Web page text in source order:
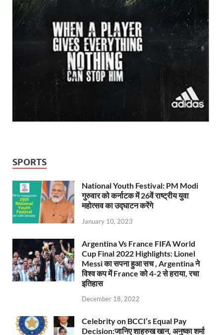
SPORTS
National Youth Festival: PM Modi
गुरुवार को कर्नाटक में 26वें राष्ट्रीय युवा
महोत्सव का उद्घाटन करेंगे
January 10, 2023
Argentina Vs France FIFA World
Cup Final 2022 Highlights: Lionel
Messi का सपना हुआ सच , Argentina ने
विश्व कप में France को 4-2 से हराया, रचा
इतिहास
December 18, 2022
Celebrity on BCCI’s Equal Pay
Decision:जानिए शाहरुख खान, अनुष्का शर्मा